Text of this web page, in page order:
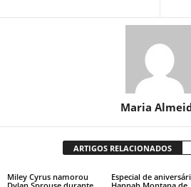
Maria
ARTIGOS RELACIONADOS
Miley Cyrus namorou
Especial de